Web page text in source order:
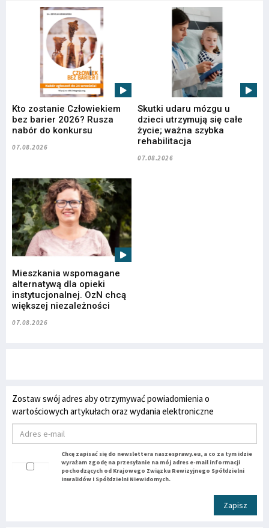
Kto zostanie Człowiekiem
bez barier 2026? Rusza
nabór do konkursu
07.08.2026
Skutki udaru mózgu u
dzieci utrzymują się całe
życie; ważna szybka
rehabilitacja
07.08.2026
Mieszkania wspomagane
alternatywą dla opieki
instytucjonalnej. OzN chcą
większej niezależności
07.08.2026
Zostaw swój adres aby otrzymywać powiadomienia o
wartościowych artykułach oraz wydania elektroniczne
Chcę zapisać się do newslettera naszesprawy.eu, a co za tym idzie
wyrażam zgodę na przesyłanie na mój adres e-mail informacji
pochodzących od Krajowego Związku Rewizyjnego Spółdzielni
Inwalidów i Spółdzielni Niewidomych.
Zapisz